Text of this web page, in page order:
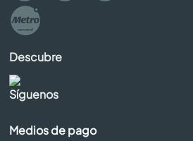
Descubre
Síguenos
Medios de pago